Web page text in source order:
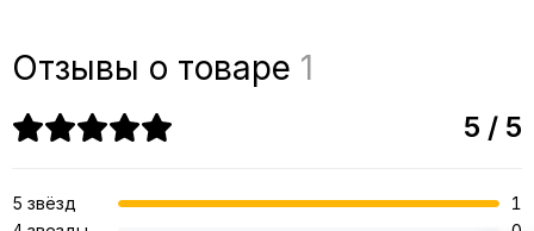
Отзывы о товаре 1
5 / 5
5 звёзд
1